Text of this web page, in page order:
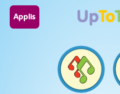
Applis